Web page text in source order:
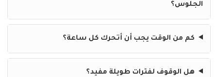
الجلوس؟
كم من الوقت يجب أن أتحرك كل ساعة؟
هل الوقوف لفترات طويلة مفيد؟